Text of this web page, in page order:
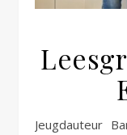
Jeugdauteur Barbara De Munnynck had een wild